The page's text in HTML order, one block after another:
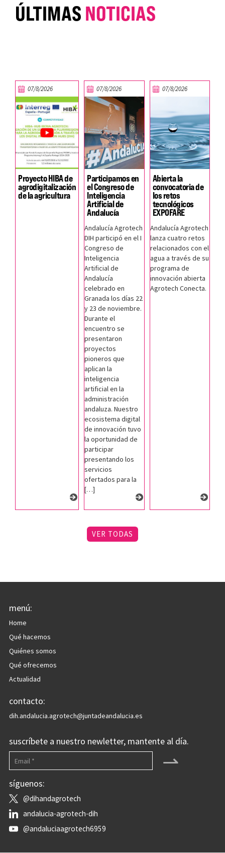
ÚLTIMAS NOTICIAS
07/8/2026
Proyecto HIBA de
agrodigitalización
de la agricultura
07/8/2026
Participamos en
el Congreso de
Inteligencia
Artificial de
Andalucía
Andalucía Agrotech
DIH participó en el I
Congreso de
Inteligencia
Artificial de
Andalucía
celebrado en
Granada los días 22
y 23 de noviembre.
Durante el
encuentro se
presentaron
proyectos
pioneros que
aplican la
inteligencia
artificial en la
administración
andaluza. Nuestro
ecosistema digital
de innovación tuvo
la oportunidad de
participar
presentando los
servicios
ofertados para la
[…]
07/8/2026
Abierta la
convocatoria de
los retos
tecnológicos
EXPOFARE
Andalucía Agrotech
lanza cuatro retos
relacionados con el
agua a través de su
programa de
innovación abierta
Agrotech Conecta.
VER TODAS
menú:
Home
Qué hacemos
Quiénes somos
Qué ofrecemos
Actualidad
contacto:
dih.andalucia.agrotech@juntadeandalucia.es
suscríbete a nuestro newletter, mantente al día.
⇀
síguenos:
@dihandagrotech
andalucia-agrotech-dih
@andaluciaagrotech6959